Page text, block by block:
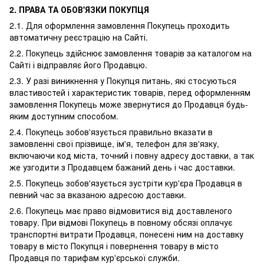
2. ПРАВА ТА ОБОВ'ЯЗКИ ПОКУПЦЯ
2.1. Для оформлення замовлення Покупець проходить
автоматичну реєстрацію на Сайті.
2.2. Покупець здійснює замовлення товарів за каталогом на
Сайті і відправляє його Продавцю.
2.3. У разі виникнення у Покупця питань, які стосуються
властивостей і характеристик товарів, перед оформленням
замовлення Покупець може звернутися до Продавця будь-
яким доступним способом.
2.4. Покупець зобов'язується правильно вказати в
замовленні свої прізвище, ім'я, телефон для зв'язку,
включаючи код міста, точний і повну адресу доставки, а так
же узгодити з Продавцем бажаний день і час доставки.
2.5. Покупець зобов'язується зустріти кур'єра Продавця в
певний час за вказаною адресою доставки.
2.6. Покупець має право відмовитися від доставленого
товару. При відмові Покупець в повному обсязі оплачує
транспортні витрати Продавця, понесені ним на доставку
товару в місто Покупця і повернення товару в місто
Продавця по тарифам кур'єрської служби.